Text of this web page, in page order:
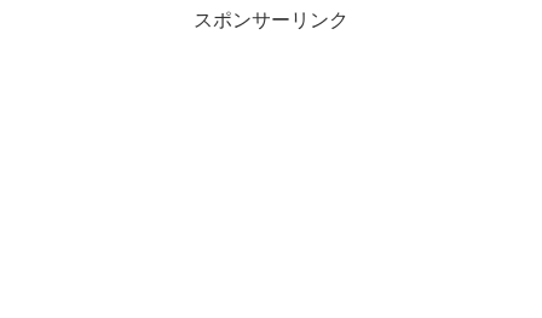
スポンサーリンク